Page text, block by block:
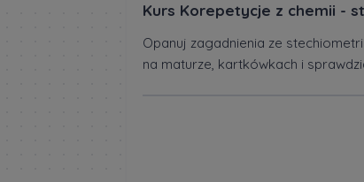
Kurs Korepetycje z chemii -
Opanuj zagadnienia ze
na maturze, kartkówkach i